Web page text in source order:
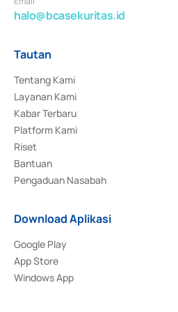
halo@bcasekuritas.id
Tautan
Tentang Kami
Layanan Kami
Kabar Terbaru
Platform Kami
Riset
Bantuan
Pengaduan Nasabah
Download Aplikasi
Google Play
App Store
Windows App